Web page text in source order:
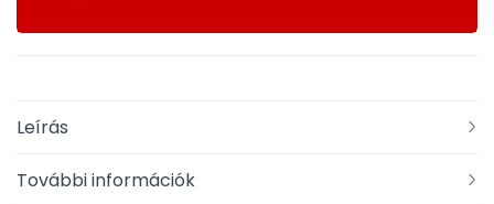
Leírás
További információk